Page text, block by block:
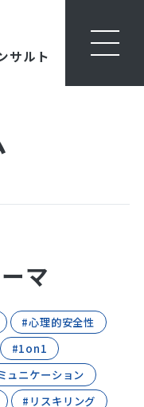
サルト
マ
#心理的安全性
#1on1
ュニケーション
#リスキリング